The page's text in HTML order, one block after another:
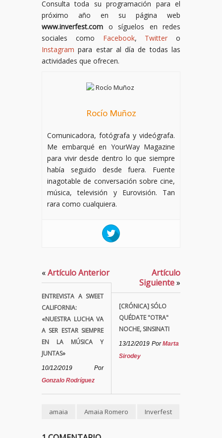
Consulta toda su programación para el
próximo año en su página web
www.inverfest.com o síguelos en redes
sociales como Facebook, Twitter o
Instagram para estar al día de todas las
actividades que ofrecen.
Rocío Muñoz
Comunicadora, fotógrafa y videógrafa.
Me embarqué en YourWay Magazine
para vivir desde dentro lo que siempre
había seguido desde fuera. Fuente
inagotable de conversación sobre cine,
música, televisión y Eurovisión. Tan
rara como cualquiera.
«Artículo Anterior
ENTREVISTA A SWEET
CALIFORNIA:
«NUESTRA LUCHA VA
A SER ESTAR SIEMPRE
EN LA MÚSICA Y
JUNTAS»
10/12/2019
Por
Gonzalo Rodríguez
Artículo
Siguiente»
[CRÓNICA] SÓLO
QUÉDATE "OTRA"
NOCHE, SINSINATI
13/12/2019 PorMarta
Sirodey
amaia Amaia Romero Inverfest